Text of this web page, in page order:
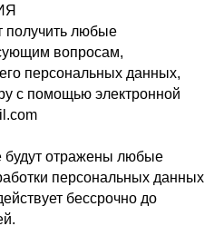
получить любые
вопросам,
персональных данных,
с помощью электронной
будут отражены любые
персональных данных
бессрочно до